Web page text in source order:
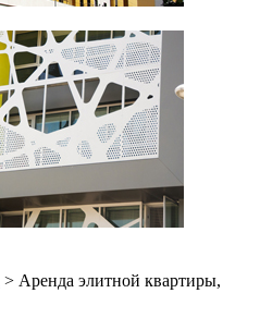
> Аренда элитной квартиры,